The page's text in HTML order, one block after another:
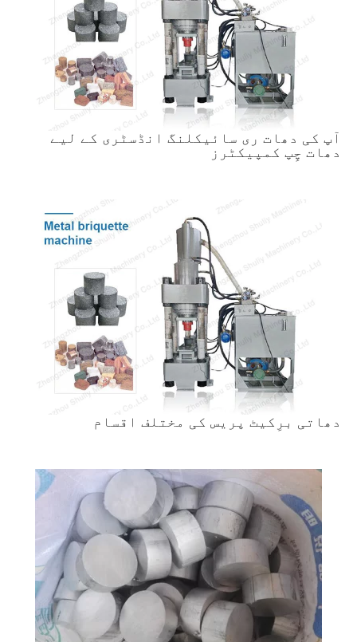
آپ کی دھات ری سائیکلنگ انڈسٹری کے لیے
دھات چِپ کمپیکٹرز
دھاتی برِکیٹ پریس کی مختلف اقسام